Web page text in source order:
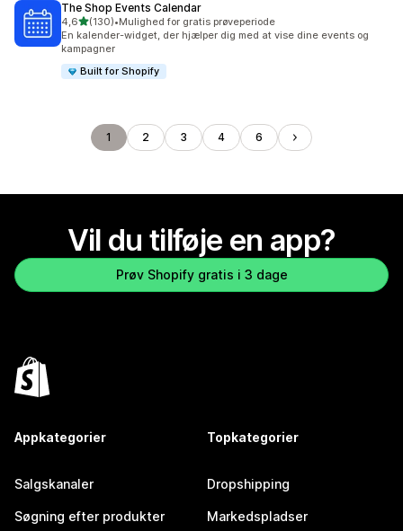
The Shop Events Calendar
4,6ud af 5 stjerner
(130)
130 anmeldelser i alt
•Mulighed for gratis prøveperiode
En kalender-widget, der hjælper dig med at vise dine events og
kampagner
Built for Shopify
1 2 3 4 6
Vil du tilføje en app?
Prøv Shopify gratis i 3 dage
Appkategorier
Salgskanaler
Søgning efter produkter
Topkategorier
Dropshipping
Markedspladser